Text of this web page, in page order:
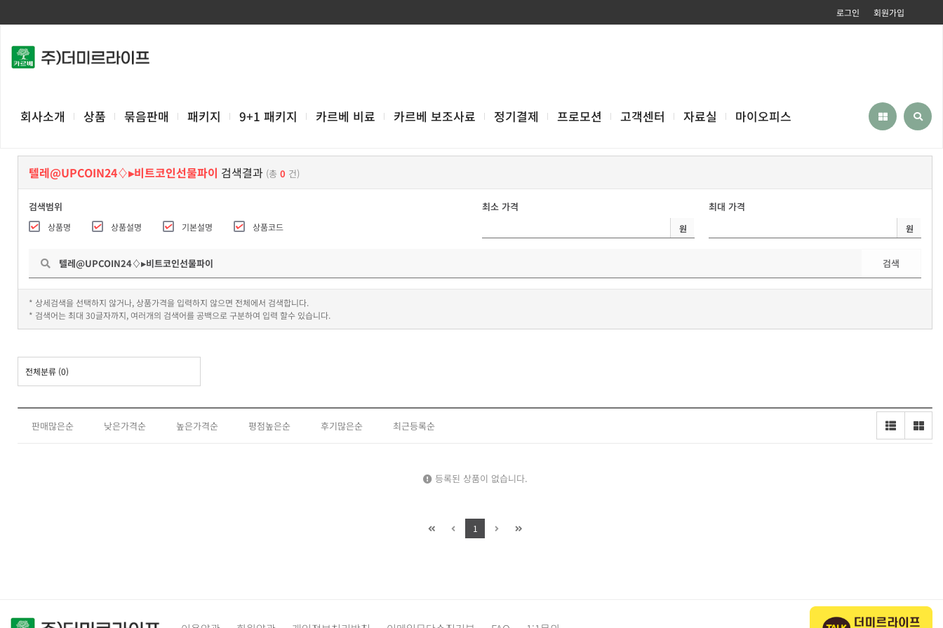
로그인 회원가입
회사소개 상품 묶음판매 패키지 9+1 패키지 카르베 비료 카르베 보조사료 정기결제 프로모션 고객센터 자료실 마이오피스
텔레@UPCOIN24♢▸비트코인선물파이 검색결과 (총 0 건)
검색범위
상품명 상품설명 기본설명 상품코드
최소 가격
원
최대 가격
원
검색
* 상세검색을 선택하지 않거나, 상품가격을 입력하지 않으면 전체에서 검색합니다.
* 검색어는 최대 30글자까지, 여러개의 검색어를 공백으로 구분하여 입력 할수 있습니다.
전체분류 (0)
판매많은순 낮은가격순 높은가격순 평점높은순 후기많은순 최근등록순
등록된 상품이 없습니다.
1